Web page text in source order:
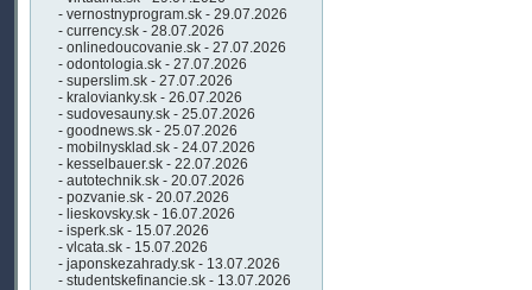
- vernostnyprogram.sk - 29.07.2026
- currency.sk - 28.07.2026
- onlinedoucovanie.sk - 27.07.2026
- odontologia.sk - 27.07.2026
- superslim.sk - 27.07.2026
- kralovianky.sk - 26.07.2026
- sudovesauny.sk - 25.07.2026
- goodnews.sk - 25.07.2026
- mobilnysklad.sk - 24.07.2026
- kesselbauer.sk - 22.07.2026
- autotechnik.sk - 20.07.2026
- pozvanie.sk - 20.07.2026
- lieskovsky.sk - 16.07.2026
- isperk.sk - 15.07.2026
- vlcata.sk - 15.07.2026
- japonskezahrady.sk - 13.07.2026
- studentskefinancie.sk - 13.07.2026